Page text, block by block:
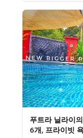
푸트라 닐라이
6개, 프라이빗